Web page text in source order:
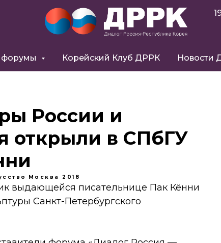
Корейский Клуб ДРРК Новости
России и
открыли в СПбГУ
Москва 2018
выдающейся писательнице Пак Кённи
Санкт-Петербургского